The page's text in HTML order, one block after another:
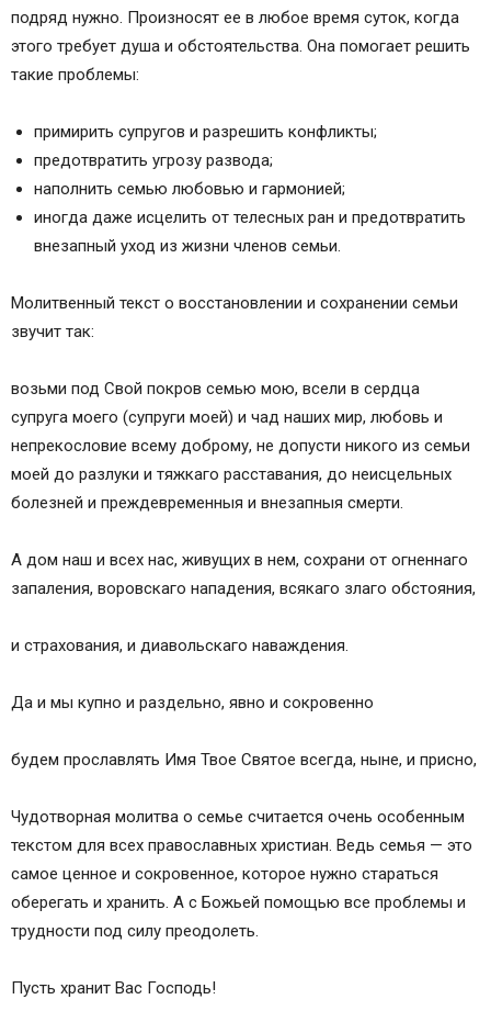
подряд нужно. Произносят ее в любое время суток, когда
этого требует душа и обстоятельства. Она помогает решить
такие проблемы:
примирить супругов и разрешить конфликты;
предотвратить угрозу развода;
наполнить семью любовью и гармонией;
иногда даже исцелить от телесных ран и предотвратить
внезапный уход из жизни членов семьи.
Молитвенный текст о восстановлении и сохранении семьи
звучит так:
возьми под Свой покров семью мою, всели в сердца
супруга моего (супруги моей) и чад наших мир, любовь и
непрекословие всему доброму, не допусти никого из семьи
моей до разлуки и тяжкаго расставания, до неисцельных
болезней и преждевременныя и внезапныя смерти.
А дом наш и всех нас, живущих в нем, сохрани от огненнаго
запаления, воровскаго нападения, всякаго злаго обстояния,
и страхования, и диавольскаго наваждения.
Да и мы купно и раздельно, явно и сокровенно
будем прославлять Имя Твое Святое всегда, ныне, и присно,
Чудотворная молитва о семье считается очень особенным
текстом для всех православных христиан. Ведь семья — это
самое ценное и сокровенное, которое нужно стараться
оберегать и хранить. А с Божьей помощью все проблемы и
трудности под силу преодолеть.
Пусть хранит Вас Господь!